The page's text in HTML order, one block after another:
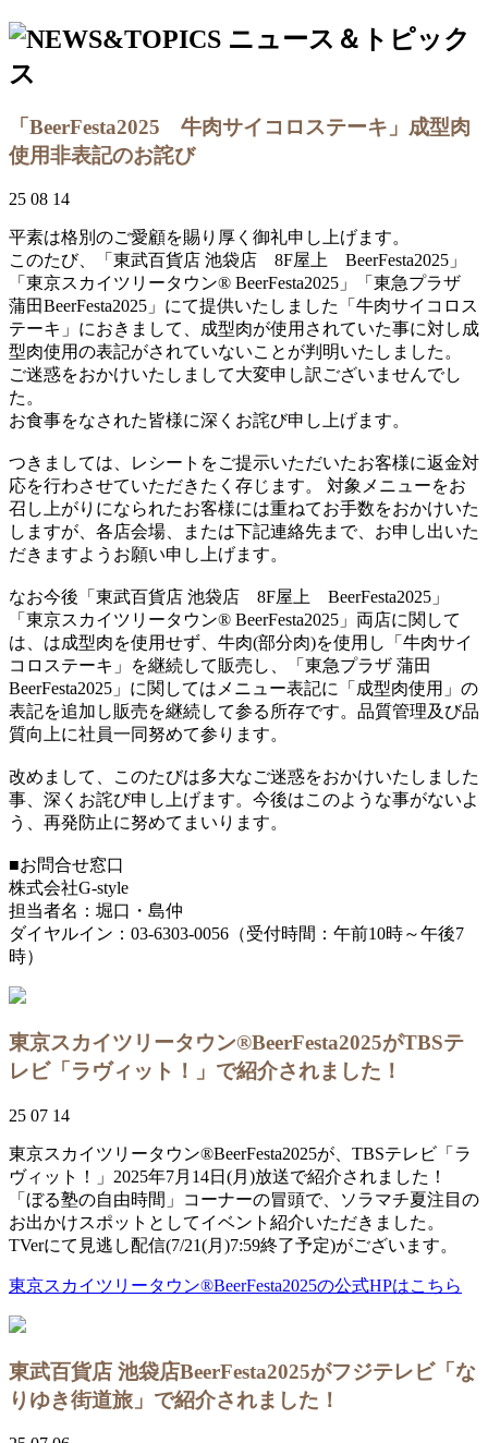
「BeerFesta2025 牛肉サイコロステーキ」成型肉
使用非表記のお詫び
25 08 14
平素は格別のご愛顧を賜り厚く御礼申し上げます。
このたび、「東武百貨店 池袋店 8F屋上 BeerFesta2025」
「東京スカイツリータウン® BeerFesta2025」「東急プラザ
蒲田BeerFesta2025」にて提供いたしました「牛肉サイコロス
テーキ」におきまして、成型肉が使用されていた事に対し成
型肉使用の表記がされていないことが判明いたしました。
ご迷惑をおかけいたしまして大変申し訳ございませんでし
た。
お食事をなされた皆様に深くお詫び申し上げます。
つきましては、レシートをご提示いただいたお客様に返金対
応を行わさせていただきたく存じます。 対象メニューをお
召し上がりになられたお客様には重ねてお手数をおかけいた
しますが、各店会場、または下記連絡先まで、お申し出いた
だきますようお願い申し上げます。
なお今後「東武百貨店 池袋店 8F屋上 BeerFesta2025」
「東京スカイツリータウン® BeerFesta2025」両店に関して
は、は成型肉を使用せず、牛肉(部分肉)を使用し「牛肉サイ
コロステーキ」を継続して販売し、「東急プラザ 蒲田
BeerFesta2025」に関してはメニュー表記に「成型肉使用」の
表記を追加し販売を継続して参る所存です。品質管理及び品
質向上に社員一同努めて参ります。
改めまして、このたびは多大なご迷惑をおかけいたしました
事、深くお詫び申し上げます。今後はこのような事がないよ
う、再発防止に努めてまいります。
■お問合せ窓口
株式会社G-style
担当者名：堀口・島仲
ダイヤルイン：03-6303-0056（受付時間：午前10時～午後7
時）
東京スカイツリータウン®BeerFesta2025がTBSテ
レビ「ラヴィット！」で紹介されました！
25 07 14
東京スカイツリータウン®BeerFesta2025が、TBSテレビ「ラ
ヴィット！」2025年7月14日(月)放送で紹介されました！
「ぼる塾の自由時間」コーナーの冒頭で、ソラマチ夏注目の
お出かけスポットとしてイベント紹介いただきました。
TVerにて見逃し配信(7/21(月)7:59終了予定)がございます。
東京スカイツリータウン®BeerFesta2025の公式HPはこちら
東武百貨店 池袋店BeerFesta2025がフジテレビ「な
りゆき街道旅」で紹介されました！